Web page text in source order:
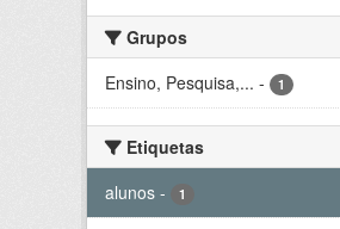
Grupos
Ensino, Pesquisa,... - 1
Etiquetas
alunos - 1